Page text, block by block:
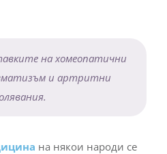
на хомеопатични
и артритни
на някои народи се